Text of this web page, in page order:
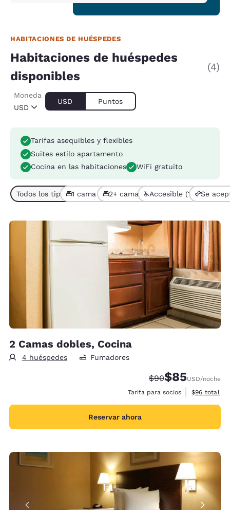
HABITACIONES DE HUÉSPEDES
Habitaciones de huéspedes
disponibles
(4)
USD
Moneda
USD Puntos
Tarifas asequibles y flexibles
Suites estilo apartamento
Cocina en las habitaciones
WiFi gratuito
Todos los tipos de habitación (4)
1 cama (2)2+ camas (2)Accesible (1) Se
2 Camas dobles, Cocina
4 huéspedes Fumadores
Precio tachado:
$90Precio con
$85USD/noche
Tarifa para socios
Ver
$96 total
Reservar ahora